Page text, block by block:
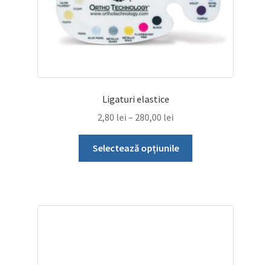
Ligaturi elastice
2,80 lei – 280,00 lei
de
prețuri:
2,80 lei
280,00 lei
Selectează opțiunile